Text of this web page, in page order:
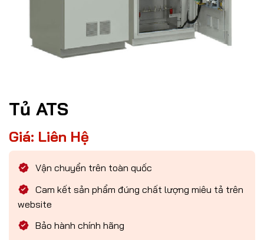
Tủ ATS
Giá: Liên Hệ
Vận chuyển trên toàn quốc
Cam kết sản phẩm đúng chất lượng miêu tả trên
website
Bảo hành chính hãng